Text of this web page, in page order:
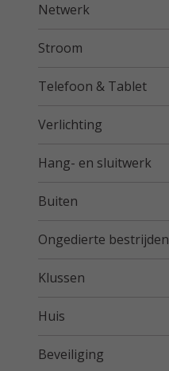
Netwerk
Stroom
Telefoon & Tablet
Verlichting
Hang- en sluitwerk
Buiten
Ongedierte bestrijden
Klussen
Huis
Beveiliging